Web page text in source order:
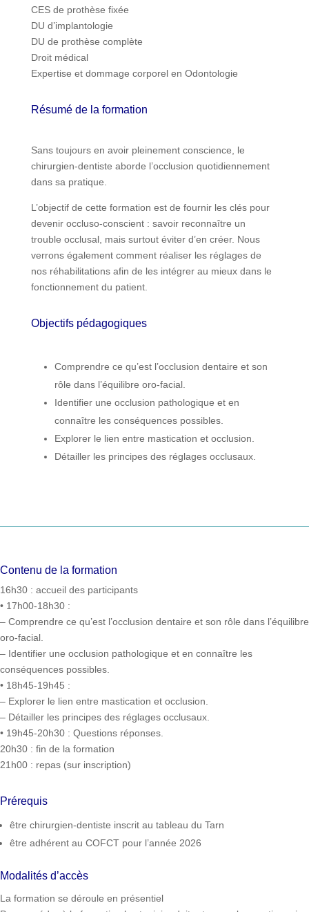
CES de prothèse fixée
DU d’implantologie
DU de prothèse complète
Droit médical
Expertise et dommage corporel en Odontologie
Résumé de la formation
Sans toujours en avoir pleinement conscience, le
chirurgien-dentiste aborde l’occlusion quotidiennement
dans sa pratique.
L’objectif de cette formation est de fournir les clés pour
devenir occluso-conscient : savoir reconnaître un
trouble occlusal, mais surtout éviter d’en créer. Nous
verrons également comment réaliser les réglages de
nos réhabilitations afin de les intégrer au mieux dans le
fonctionnement du patient.
Objectifs pédagogiques
Comprendre ce qu’est l’occlusion dentaire et son
rôle dans l’équilibre oro-facial.
Identifier une occlusion pathologique et en
connaître les conséquences possibles.
Explorer le lien entre mastication et occlusion.
Détailler les principes des réglages occlusaux.
Contenu de la formation
16h30 : accueil des participants
• 17h00-18h30 :
– Comprendre ce qu’est l’occlusion dentaire et son rôle dans l’équilibre
oro-facial.
– Identifier une occlusion pathologique et en connaître les
conséquences possibles.
• 18h45-19h45 :
– Explorer le lien entre mastication et occlusion.
– Détailler les principes des réglages occlusaux.
• 19h45-20h30 : Questions réponses.
20h30 : fin de la formation
21h00 : repas (sur inscription)
Prérequis
être chirurgien-dentiste inscrit au tableau du Tarn
être adhérent au COFCT pour l’année 2026
Modalités d’accès
La formation se déroule en présentiel